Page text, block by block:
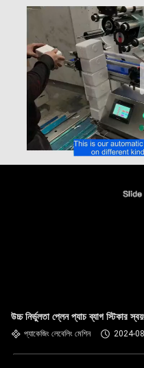
উচ্চ নির্ভুলতা প্লেন প্যাচ ব্যাগ স্টিকার
প্যাকেজিং লেবেলিং মেশিন 2024-